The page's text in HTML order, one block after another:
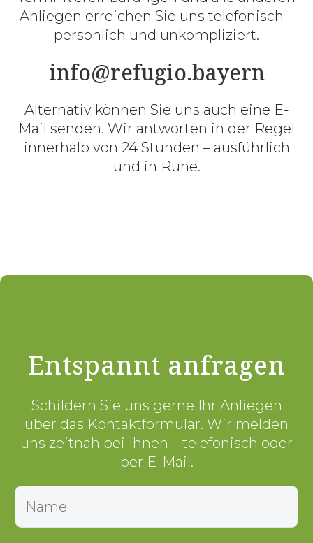
Anliegen erreichen Sie uns telefonisch –
persönlich und unkompliziert.
info@refugio.bayern
Alternativ können Sie uns auch eine E-
Mail senden. Wir antworten in der Regel
innerhalb von 24 Stunden – ausführlich
und in Ruhe.
Entspannt anfragen
Schildern Sie uns gerne Ihr Anliegen
über das Kontaktformular. Wir melden
uns zeitnah bei Ihnen – telefonisch oder
per E-Mail.